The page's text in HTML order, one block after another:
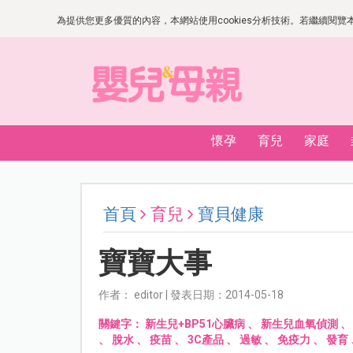
為提供您更多優質的內容，本網站使用cookies分析技術。若繼續閱
懷孕 育兒 家庭
首頁 育兒 寶貝健康
寶寶大事
作者： editor | 發表日期：2014-05-18
關鍵字： 新生兒+BP51心臟病、 新生兒血氧偵測 、
、 脫水、 疫苗、 3C產品、 過敏、 免疫力 、 發育